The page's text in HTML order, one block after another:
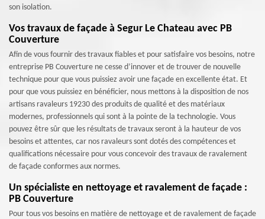
son isolation.
Vos travaux de façade à Segur Le Chateau avec PB
Couverture
Afin de vous fournir des travaux fiables et pour satisfaire vos besoins, notre
entreprise PB Couverture ne cesse d’innover et de trouver de nouvelle
technique pour que vous puissiez avoir une façade en excellente état. Et
pour que vous puissiez en bénéficier, nous mettons à la disposition de nos
artisans ravaleurs 19230 des produits de qualité et des matériaux
modernes, professionnels qui sont à la pointe de la technologie. Vous
pouvez être sûr que les résultats de travaux seront à la hauteur de vos
besoins et attentes, car nos ravaleurs sont dotés des compétences et
qualifications nécessaire pour vous concevoir des travaux de ravalement
de façade conformes aux normes.
Un spécialiste en nettoyage et ravalement de façade :
PB Couverture
Pour tous vos besoins en matière de nettoyage et de ravalement de façade